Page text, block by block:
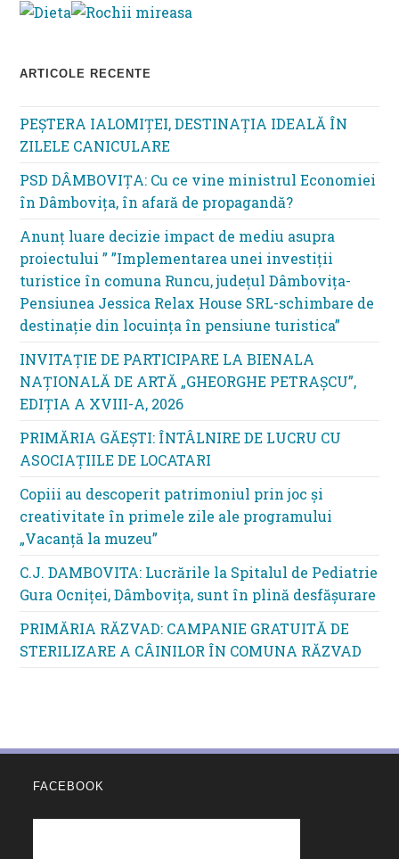
ARTICOLE RECENTE
PEȘTERA IALOMIȚEI, DESTINAȚIA IDEALĂ ÎN
ZILELE CANICULARE
PSD DÂMBOVIȚA: Cu ce vine ministrul Economiei
în Dâmbovița, în afară de propagandă?
Anunț luare decizie impact de mediu asupra
proiectului ” ”Implementarea unei investiții
turistice în comuna Runcu, județul Dâmbovița-
Pensiunea Jessica Relax House SRL-schimbare de
destinație din locuința în pensiune turistica”
INVITAȚIE DE PARTICIPARE LA BIENALA
NAȚIONALĂ DE ARTĂ „GHEORGHE PETRAȘCU”,
EDIŢIA A XVIII-A, 2026
PRIMĂRIA GĂEȘTI: ÎNTÂLNIRE DE LUCRU CU
ASOCIAȚIILE DE LOCATARI
Copiii au descoperit patrimoniul prin joc și
creativitate în primele zile ale programului
„Vacanță la muzeu”
C.J. DAMBOVITA: Lucrările la Spitalul de Pediatrie
Gura Ocniței, Dâmbovița, sunt în plină desfășurare
PRIMĂRIA RĂZVAD: CAMPANIE GRATUITĂ DE
STERILIZARE A CÂINILOR ÎN COMUNA RĂZVAD
FACEBOOK